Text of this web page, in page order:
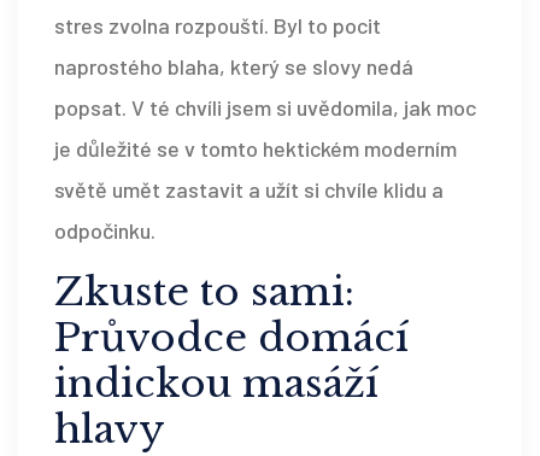
stres zvolna rozpouští. Byl to pocit
naprostého blaha, který se slovy nedá
popsat. V té chvíli jsem si uvědomila, jak moc
je důležité se v tomto hektickém moderním
světě umět zastavit a užít si chvíle klidu a
odpočinku.
Zkuste to sami:
Průvodce domácí
indickou masáží
hlavy